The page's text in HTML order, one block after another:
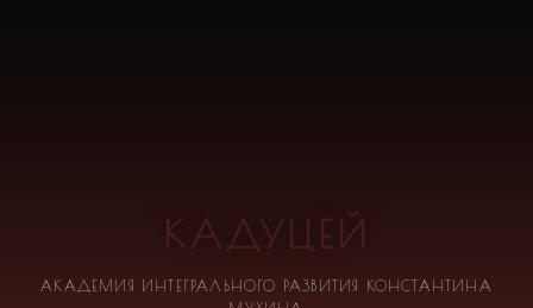
КАДУЦЕЙ
АКАДЕМИЯ ИНТЕГРАЛЬНОГО РАЗВИТИЯ КОНСТАНТИНА